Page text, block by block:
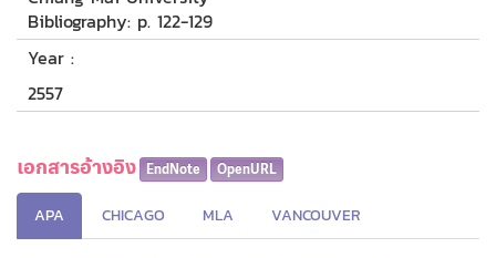
Bibliography: p. 122-129
Year :
2557
เอกสารอ้างอิง EndNote OpenURL
APA CHICAGO MLA VANCOUVER